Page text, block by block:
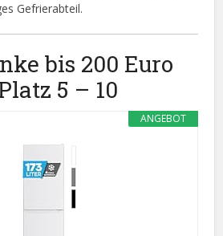
Gefrierabteil.
bis 200 Euro
5 – 10
ANGEBOT